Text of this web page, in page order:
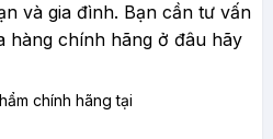
và gia đình. Bạn cần tư vấn
hàng chính hãng ở đâu hãy
chính hãng tại